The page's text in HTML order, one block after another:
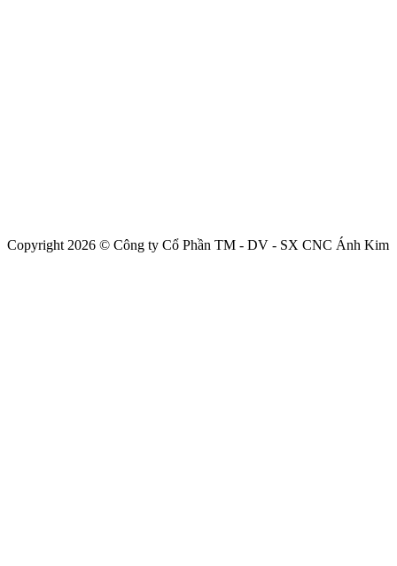
Copyright 2026 © Công ty Cổ Phần TM - DV - SX CNC Ánh Kim